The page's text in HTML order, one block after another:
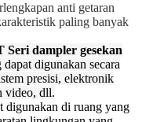
anti getaran
paling banyak
Seri dampler gesekan
dapat digunakan secara
presisi, elektronik
video, dll.
digunakan di ruang yang